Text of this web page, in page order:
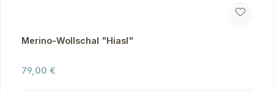
Merino-Wollschal "Hiasl"
Regulärer Preis:
79,00 €